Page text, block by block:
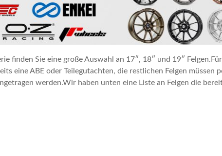
finden Sie eine große Auswahl an 17″, 18″ und 19″
eine ABE oder Teilegutachten, die restlichen Felgen müssen
werden.Wir haben unten eine Liste an Felgen die